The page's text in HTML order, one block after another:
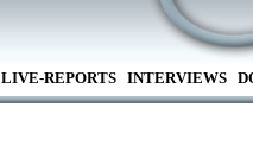
LIVE-REPORTS INTERVIEWS